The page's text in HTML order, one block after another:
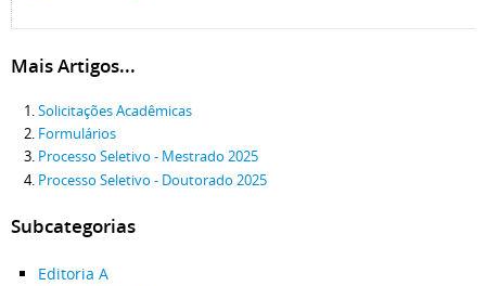
Mais Artigos...
Solicitações Acadêmicas
Formulários
Processo Seletivo - Mestrado 2025
Processo Seletivo - Doutorado 2025
Subcategorias
Editoria A